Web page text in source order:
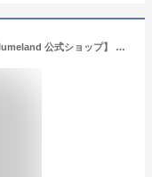
【超目玉品！最大38%OFFクーポン】 【lumeland 公式ショップ】 ボディバッグ レディース 大きめ 大容量 ボディバック マザーズバッグ 軽量 ボディーバッグ きれいめ ワンショルダーバッグ おしゃれ トラベルバッグ ショルダーバッグ ママ お散歩 自転車用 斜めがけ